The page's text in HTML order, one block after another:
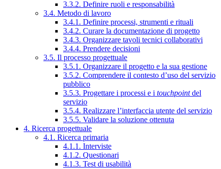
3.3.2. Definire ruoli e responsabilità
3.4. Metodo di lavoro
3.4.1. Definire processi, strumenti e rituali
3.4.2. Curare la documentazione di progetto
3.4.3. Organizzare tavoli tecnici collaborativi
3.4.4. Prendere decisioni
3.5. Il processo progettuale
3.5.1. Organizzare il progetto e la sua gestione
3.5.2. Comprendere il contesto d’uso del servizio
pubblico
3.5.3. Progettare i processi e i touchpointdel
servizio
3.5.4. Realizzare l’interfaccia utente del servizio
3.5.5. Validare la soluzione ottenuta
4. Ricerca progettuale
4.1. Ricerca primaria
4.1.1. Interviste
4.1.2. Questionari
4.1.3. Test di usabilità